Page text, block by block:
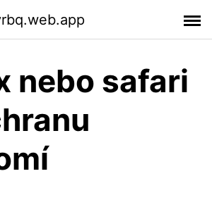
nebo safari